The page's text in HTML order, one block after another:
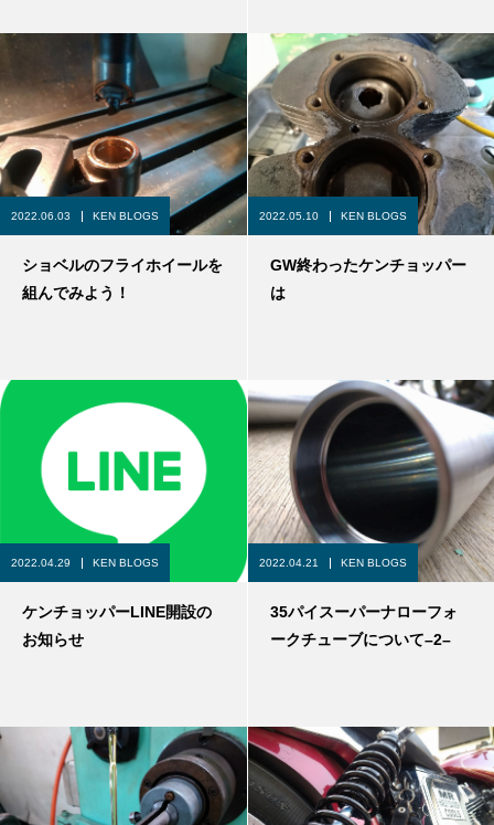
2022.06.03 KEN BLOGS
ショベルのフライホイールを
組んでみよう！
2022.05.10 KEN BLOGS
GW終わったケンチョッパー
は
2022.04.29 KEN BLOGS
ケンチョッパーLINE開設の
お知らせ
2022.04.21 KEN BLOGS
35パイスーパーナローフォ
ークチューブについて–2–